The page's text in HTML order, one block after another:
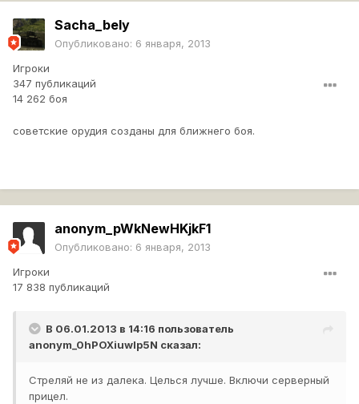
Sacha_bely
Опубликовано: 6 января, 2013
Игроки
347 публикаций
14 262 боя
советские орудия созданы для ближнего боя.
anonym_pWkNewHKjkF1
Опубликовано: 6 января, 2013
Игроки
17 838 публикаций
В 06.01.2013 в 14:16 пользователь
anonym_0hPOXiuwlp5N сказал:
Стреляй не из далека. Целься лучше. Включи серверный
прицел.